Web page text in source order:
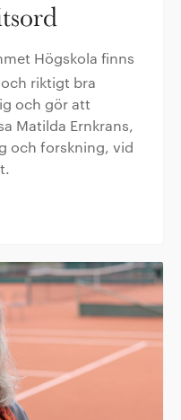
Högskola finns
riktigt bra
och gör att
Matilda Ernkrans,
och forskning, vid